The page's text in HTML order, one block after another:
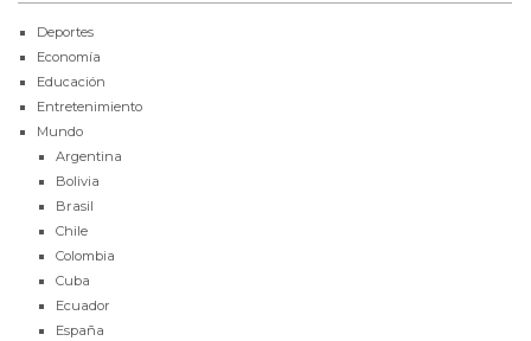
Deportes
Economía
Educación
Entretenimiento
Mundo
Argentina
Bolivia
Brasil
Chile
Colombia
Cuba
Ecuador
España